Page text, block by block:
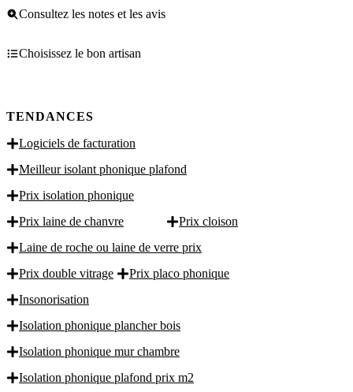
Consultez les notes et les avis
Choisissez le bon artisan
TENDANCES
Logiciels de facturation
Meilleur isolant phonique plafond
Prix isolation phonique
Prix laine de chanvre
Prix cloison
Laine de roche ou laine de verre prix
Prix double vitrage
Prix placo phonique
Insonorisation
Isolation phonique plancher bois
Isolation phonique mur chambre
Isolation phonique plafond prix m2